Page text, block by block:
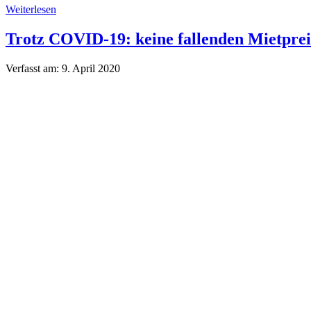
Weiterlesen
Trotz COVID-19: keine fallenden
Verfasst am: 9. April 2020